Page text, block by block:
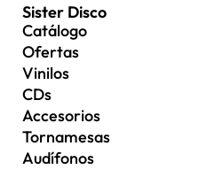
Sister Disco
Catálogo
Ofertas
Vinilos
CDs
Accesorios
Tornamesas
Audífonos